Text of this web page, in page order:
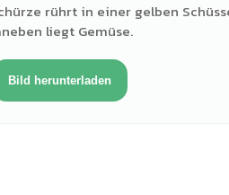
rührt in einer gelben
liegt Gemüse.
Bild herunterladen